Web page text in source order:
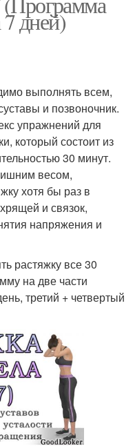
дней)
выполнять всем,
и позвоночник.
упражнений для
который состоит из
30 минут.
весом,
хотя бы раз в
и связок,
напряжения и
растяжку все 30
на две части
третий + четвертый